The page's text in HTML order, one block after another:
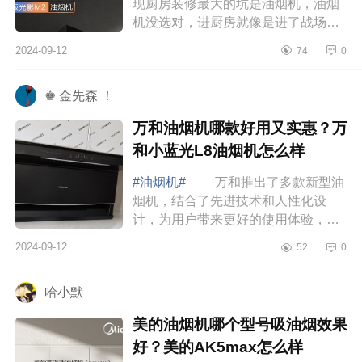
现厨房装修最大的坑是油烟机，油烟
机没选对，进厨房就像是进了战场一
板油烟机哪款性价比高?老板光影M2
2024-09-12 74 0
♚ 金先森 ！
万和油烟机哪款好用又实惠？万
和小蓝光L8油烟机怎么样
#油烟机#
万和推出了多款新型油
烟机，结合了先进技术和人性化设
计，为用户带来更好的使用体验，下
好用又实惠？万和小蓝光L8油烟机怎
2024-09-12 52 0
哈小默
美的油烟机哪个型号吸油烟效果
好？美的AK5max怎么样